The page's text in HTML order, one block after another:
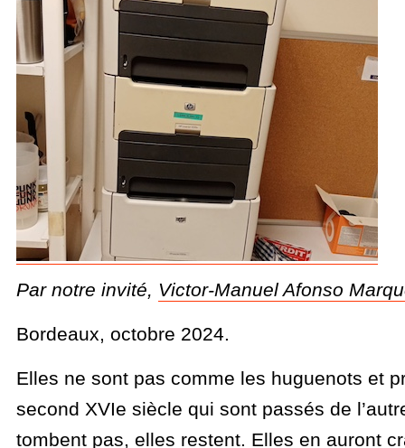
Par notre invité, Victor-Manuel Afonso
Bordeaux, octobre 2024.
Elles ne sont pas comme les huguenots et
second XVIe siècle qui sont passés de
tombent pas, elles restent. Elles en auront